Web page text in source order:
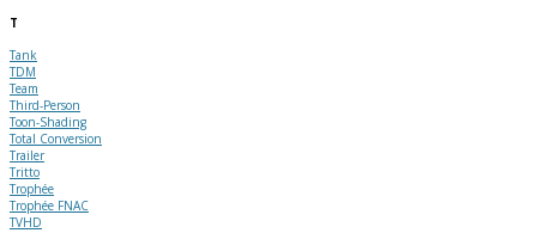
T
Tank
TDM
Team
Third-Person
Toon-Shading
Total Conversion
Trailer
Tritto
Trophée
Trophée FNAC
TVHD